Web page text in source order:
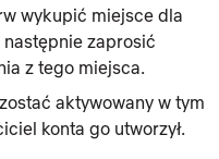
wykupić miejsce dla
zaprosić
z tego miejsca.
aktywowany w tym
konta go utworzył.